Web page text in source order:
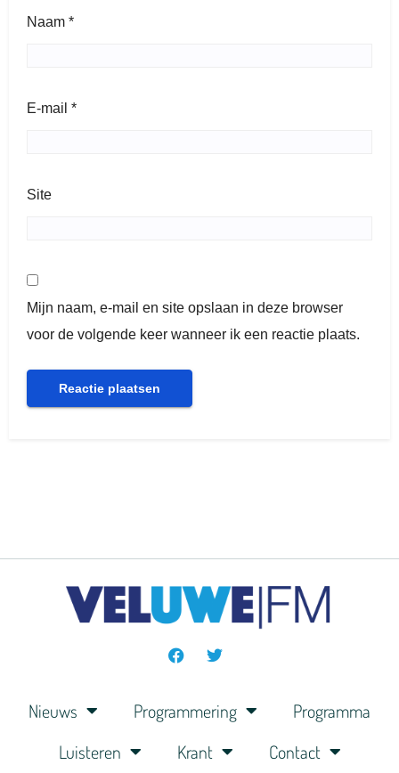
Naam *
E-mail *
Site
Mijn naam, e-mail en site opslaan in deze browser
voor de volgende keer wanneer ik een reactie plaats.
Nieuws Programmering
Programma
Luisteren
Krant Contact